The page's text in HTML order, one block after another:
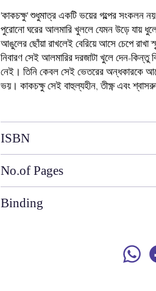
'কাকচক্ষু' শুধুমাত্র একটি ভয়ের গল্পের সংকলন
পুরোনো ঘরের আলমারি খুললে যেমন উড়ে যায়
আঙুলের ছোঁয়া রাখলেই বেরিয়ে আসে চেপে রাখা
নিবারণ সেই আলমারির দরজাটা খুলে দেন-কিন্তু
নেই। তিনি কেবল সেই ভেতরের
ভয়। কাকচক্ষু সেই বাহুল্যহীন, তীক্ষ্ণ এবং
ISBN
No.of Pages
Binding